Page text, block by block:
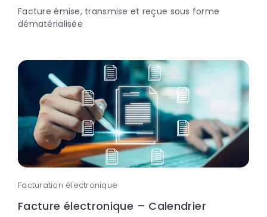
Facture émise, transmise et reçue sous forme
dématérialisée
Facturation électronique
Facture électronique – Calendrier